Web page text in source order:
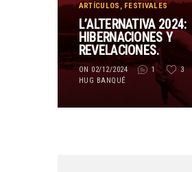
EQUIPO DE BBK
TÉRMINOS Y
ARTÍCULOS , FESTIVALES
L’ALTERNATIVA 2024:
HIBERNACIONES Y
REVELACIONES.
ON 02/12/2024 1
3
HUG BANQUÉ